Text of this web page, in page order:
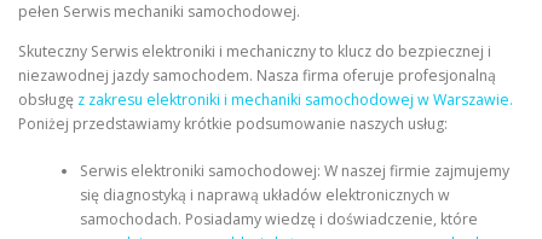
pełen Serwis mechaniki samochodowej.
Skuteczny Serwis elektroniki i mechaniczny to klucz do bezpiecznej i
niezawodnej jazdy samochodem. Nasza firma oferuje profesjonalną
obsługę z zakresu elektroniki i mechaniki samochodowej w Warszawie.
Poniżej przedstawiamy krótkie podsumowanie naszych usług:
Serwis elektroniki samochodowej: W naszej firmie zajmujemy
się diagnostyką i naprawą układów elektronicznych w
samochodach. Posiadamy wiedzę i doświadczenie, które